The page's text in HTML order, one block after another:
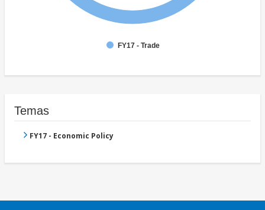
FY17 - Trade
Temas
FY17 - Economic Policy